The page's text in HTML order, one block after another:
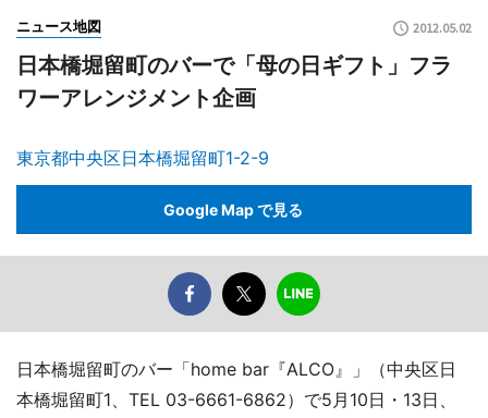
ニュース地図 2012.05.02
日本橋堀留町のバーで「母の日ギフト」フラ
ワーアレンジメント企画
東京都中央区日本橋堀留町1-2-9
Google Map で見る
日本橋堀留町のバー「home bar『ALCO』」（中央区日
本橋堀留町1、TEL 03-6661-6862）で5月10日・13日、